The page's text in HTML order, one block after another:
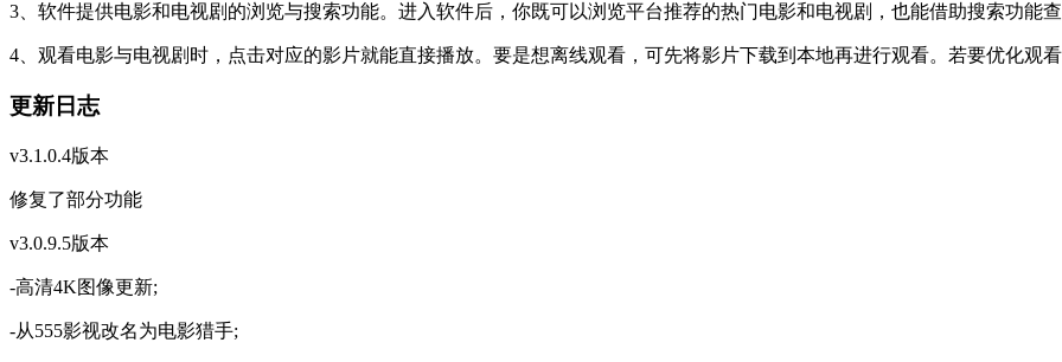
3、软件提供电影和电视剧的浏览与搜索功能。进入软件后，你既可以浏览平台推荐的热门电影和电视剧，也能借助搜索功能
4、观看电影与电视剧时，点击对应的影片就能直接播放。要是想离线观看，可先将影片下载到本地再进行观看。若要优化观
更新日志
v3.1.0.4版本
修复了部分功能
v3.0.9.5版本
-高清4K图像更新;
-从555影视改名为电影猎手;